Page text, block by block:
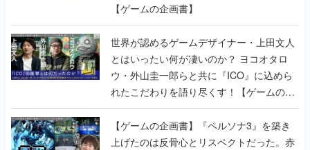
【ゲームの企画書】
世界が認めるゲームデザイナー・上田文人
とはいったい何が凄いのか？ ヨコオタロ
ウ・外山圭一郎らと共に『ICO』に込めら
れたこだわりを語り尽くす！【ゲームの企
画書】
【ゲームの企画書】『ペルソナ3』を築き
上げたのは反骨心とリスペクトだった。赤